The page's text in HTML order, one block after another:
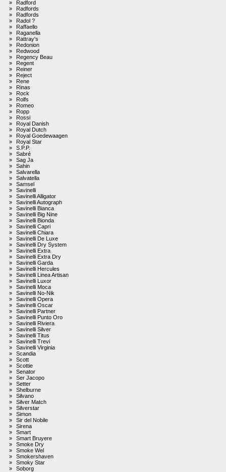
»
Radford
»
Radfords
»
Radfords
»
Radol ?
»
Raffaello
»
Raganella
»
Rattray's
»
Redonion
»
Redwood
»
Regency Beau
»
Regent
»
Reiner
»
Reject
»
Rene
»
Rinas
»
Rock
»
Rolfs
»
Romeo
»
Ropp
»
Rossi
»
Royal Danish
»
Royal Dutch
»
Royal Goedewaagen
»
Royal Star
»
S.P.P.
»
Sabré
»
Sag Ja
»
Sahin
»
Salvarella
»
Salvatella
»
Samsel
»
Savinelli
»
Savinelli Alligator
»
Savinelli Autograph
»
Savinelli Bianca
»
Savinelli Big Nine
»
Savinelli Bionda
»
Savinelli Capri
»
Savinelli Chiara
»
Savinelli De Luxe
»
Savinelli Dry System
»
Savinelli Extra
»
Savinelli Extra Dry
»
Savinelli Garda
»
Savinelli Hercules
»
Savinelli Linea Artisan
»
Savinelli Luxor
»
Savinelli Moca
»
Savinelli No-Nik
»
Savinelli Opera
»
Savinelli Oscar
»
Savinelli Partner
»
Savinelli Punto Oro
»
Savinelli Riviera
»
Savinelli Silver
»
Savinelli Titus
»
Savinelli Trevi
»
Savinelli Virginia
»
Scandia
»
Scott
»
Scottie
»
Senator
»
Ser Jacopo
»
Setter
»
Shelburne
»
Silvano
»
Silver Match
»
Silverstar
»
Simon
»
Sir del Nobile
»
Sirena
»
Smart
»
Smart Bruyere
»
Smoke Dry
»
Smoke Wel
»
Smokershaven
»
Smoky Star
»
Soborg